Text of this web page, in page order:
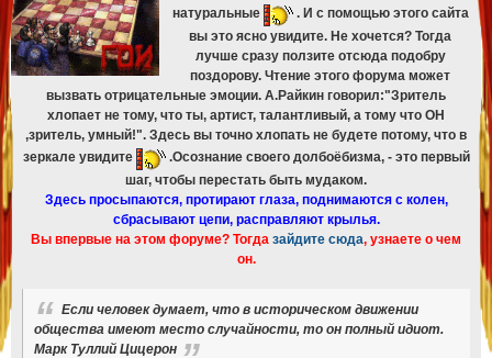
натуральные
. И с помощью этого сайта
вы это ясно увидите. Не хочется? Тогда
лучше сразу ползите отсюда подобру
поздорову. Чтение этого форума может
вызвать отрицательные эмоции. А.Райкин говорил:"Зритель
хлопает не тому, что ты, артист, талантливый, а тому что ОН
,зритель, умный!". Здесь вы точно хлопать не будете потому, что в
зеркале увидите
.Осознание своего долбоёбизма, - это первый
шаг, чтобы перестать быть мудаком.
Здесь просыпаются, протирают глаза, поднимаются с колен,
сбрасывают цепи, расправляют крылья.
Вы впервые на этом форуме? Тогда зайдите сюда, узнаете о чем
он.
Если человек думает, что в историческом движении
общества имеют место случайности, то он полный идиот.
Марк Туллий Цицерон